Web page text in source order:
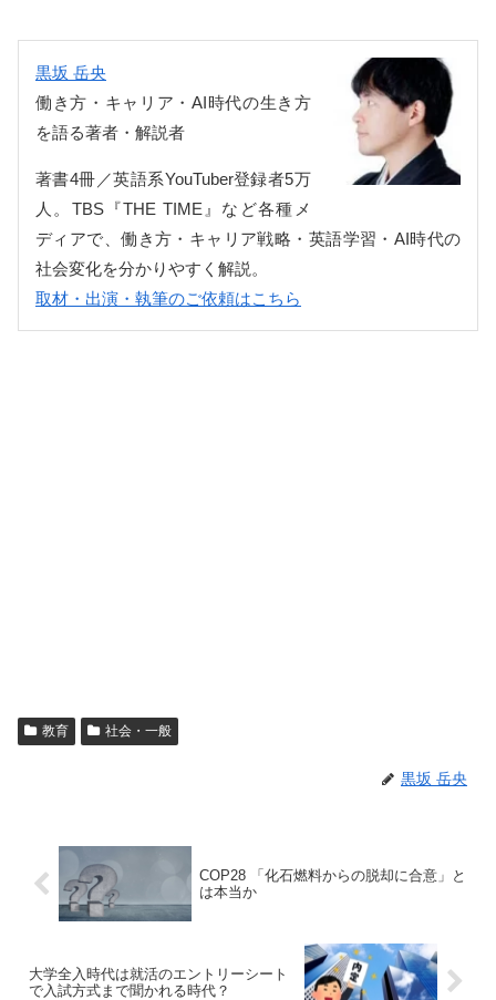
黒坂 岳央
働き方・キャリア・AI時代の生き方
を語る著者・解説者
著書4冊／英語系YouTuber登録者5万
人。TBS『THE TIME』など各種メ
ディアで、働き方・キャリア戦略・英語学習・AI時代の
社会変化を分かりやすく解説。
取材・出演・執筆のご依頼はこちら
教育 社会・一般
黒坂 岳央
COP28 「化石燃料からの脱却に合意」と
は本当か
大学全入時代は就活のエントリーシート
で入試方式まで聞かれる時代？